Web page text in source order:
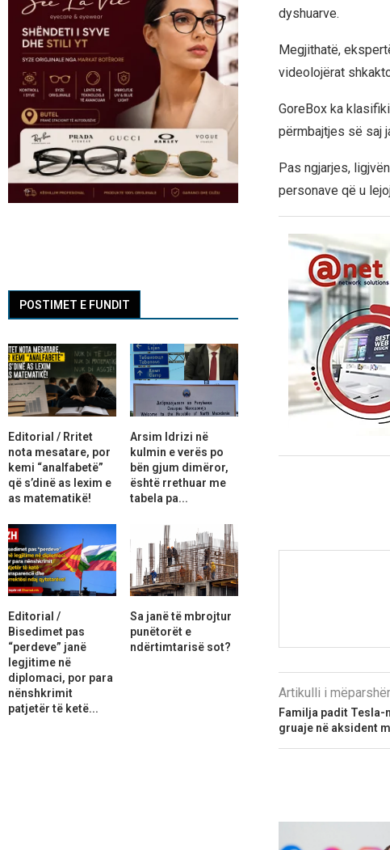
dyshuarve.
Megjithatë,
videolojërat
GoreBox ka
përmbajtjes së saj
Pas ngjarjes,
personave që u
Artikulli i
Familja padit Tesla-
gruaje në aksident
POSTIMET E FUNDIT
Editorial / Rritet
nota mesatare, por
kemi “analfabetë”
që s’dinë as lexim e
as matematikë!
Arsim Idrizi në
kulmin e verës po
bën gjum dimëror,
është rrethuar me
tabela pa...
Editorial /
Bisedimet pas
“perdeve” janë
legjitime në
diplomaci, por para
nënshkrimit
patjetër të ketë...
Sa janë të mbrojtur
punëtorët e
ndërtimtarisë sot?